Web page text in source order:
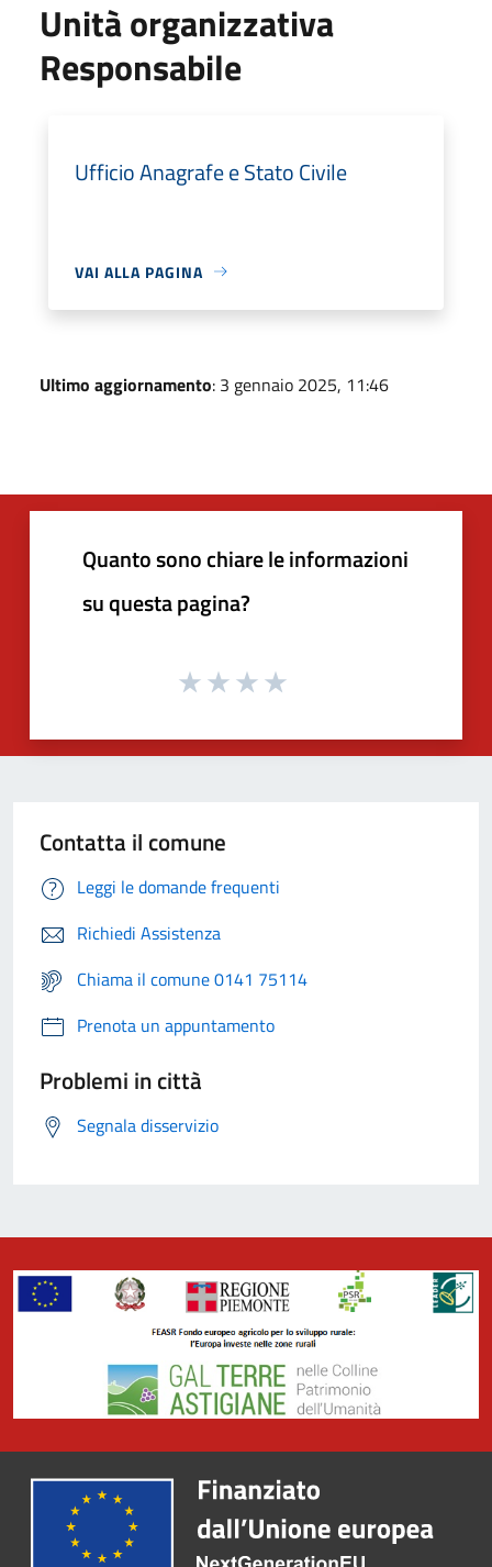
Unità organizzativa
Responsabile
Ufficio Anagrafe e Stato Civile
VAI ALLA PAGINA
Ultimo aggiornamento: 3 gennaio 2025, 11:46
Quanto sono chiare le informazioni
su questa pagina?
Contatta il comune
Leggi le domande frequenti
Richiedi Assistenza
Chiama il comune 0141 75114
Prenota un appuntamento
Problemi in città
Segnala disservizio